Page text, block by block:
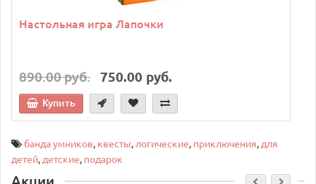
Настольная игра Лапочки
890.00 руб. 750.00 руб.
Купить
банда умников, квесты, логические, приключения, для
детей, детские, подарок
Акции